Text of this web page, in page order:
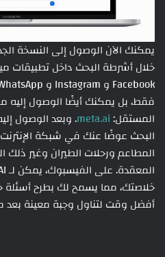
خلال أشرطة البحث داخل تطبيقات
فقط، بل يمكنك أيضًا الوصول إليه
المستقل:meta.ai
البحث عوضًا عنك في شبكة
المطاعم ورحلات الطيران وغير ذلك
خلاصتك، مما يسمح لك بطرح أسئلة
أفضل وقت لتناول وجبة معينة بعد